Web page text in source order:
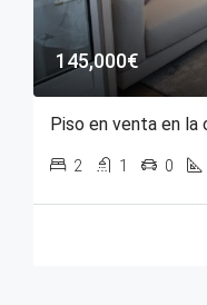
145,000€
2 1 0